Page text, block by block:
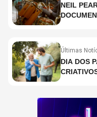
NEIL
Últimas
DIA DOS PAIS: IDEIAS DE